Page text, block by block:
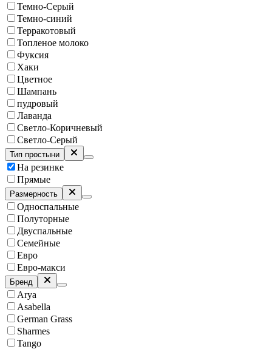
Темно-Серый
Темно-синий
Терракотовый
Топленое молоко
Фуксия
Хаки
Цветное
Шампань
пудровый
Лаванда
Светло-Коричневый
Светло-Серый
Тип простыни
На резинке
Прямые
Размерность
Односпальные
Полуторные
Двуспальные
Семейные
Евро
Евро-макси
Бренд
Arya
Asabella
German Grass
Sharmes
Tango